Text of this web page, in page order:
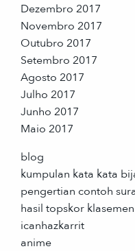
Dezembro 2017
Novembro 2017
Outubro 2017
Setembro 2017
Agosto 2017
Julho 2017
Junho 2017
Maio 2017
blog
kumpulan kata kata
pengertian contoh
hasil topskor
icanhazkarrit
anime